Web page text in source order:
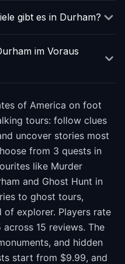
gibt es in Durham?
im Voraus
of America on foot
tours: follow clues
uncover stories most
from 3 quests in
like Murder
and Ghost Hunt in
to ghost tours,
explorer. Players rate
15 reviews. The
and hidden
start from $9.99, and